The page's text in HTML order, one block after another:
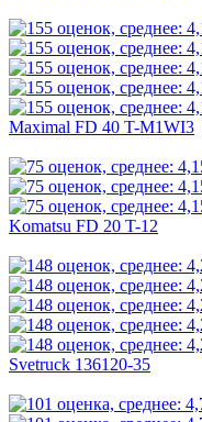
Maximal FD 40 T-M1WI3
Komatsu FD 20 T-12
Svetruck 136120-35